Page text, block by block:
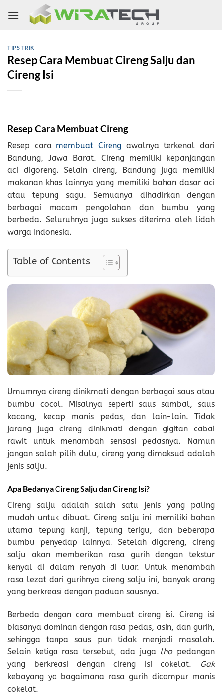
TIPS TRIK
Resep Cara Membuat Cireng Salju dan
Cireng Isi
Resep Cara Membuat Cireng
Resep cara membuat Cireng awalnya terkenal dari
Bandung, Jawa Barat. Cireng memiliki kepanjangan
aci digoreng. Selain cireng, Bandung juga memiliki
makanan khas lainnya yang memiliki bahan dasar aci
atau tepung sagu. Semuanya dihadirkan dengan
berbagai macam pengolahan dan bumbu yang
berbeda. Seluruhnya juga sukses diterima oleh lidah
warga Indonesia.
Table of Contents
Umumnya cireng dinikmati dengan berbagai saus atau
bumbu cocol. Misalnya seperti saus sambal, saus
kacang, kecap manis pedas, dan lain-lain. Tidak
jarang juga cireng dinikmati dengan gigitan cabai
rawit untuk menambah sensasi pedasnya. Namun
jangan salah pilih dulu, cireng yang dimaksud adalah
jenis salju.
Apa Bedanya Cireng Salju dan Cireng Isi?
Cireng salju adalah salah satu jenis yang paling
mudah untuk dibuat. Cireng salju ini memiliki bahan
utama tepung kanji, tepung terigu, dan beberapa
bumbu penyedap lainnya. Setelah digoreng, cireng
salju akan memberikan rasa gurih dengan tekstur
kenyal di dalam renyah di luar. Untuk menambah
rasa lezat dari gurihnya cireng salju ini, banyak orang
yang berkreasi dengan paduan sausnya.
Berbeda dengan cara membuat cireng isi. Cireng isi
biasanya dominan dengan rasa pedas, asin, dan gurih,
sehingga tanpa saus pun tidak menjadi masalah.
Selain ketiga rasa tersebut, ada juga lhopedangan
yang berkreasi dengan cireng isi cokelat.
Gak
kebayang ya bagaimana rasa gurih dicampur manis
cokelat.